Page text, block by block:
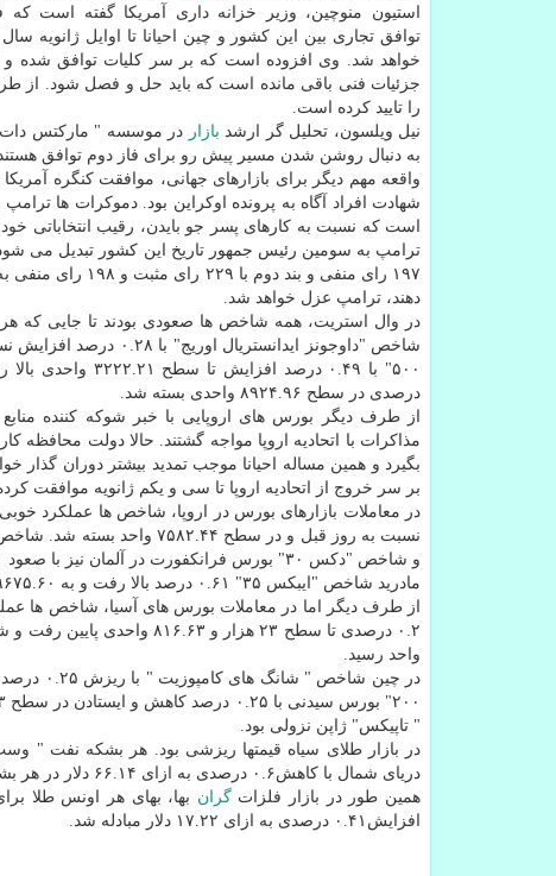
استیون منوچین، وزیر خزانه داری آمریكا گفته است
توافق تجاری بین این كشور و چین احیانا تا اوایل ژانویه سال
خواهد شد. وی افزوده است كه بر سر كلیات توافق شده و
جزئیات فنی باقی مانده است كه باید حل و فصل شود. از
را تایید كرده است.
نیل ویلسون، تحلیل گر ارشد بازار
در موسسه " ماركتس دات
به دنبال روشن شدن مسیر پیش رو برای فاز دوم توافق
واقعه مهم دیگر برای بازارهای جهانی، موافقت كنگره
شهادت افراد آگاه به پرونده اوكراین بود. دموكرات ها
است كه نسبت به كارهای پسر جو بایدن، رقیب انتخاباتی
۱۹۷ رای منفی و
دهند، ترامپ عزل خواهد شد.
در وال استریت، همه شاخص ها صعودی بودند تا جایی كه
درصدی در سطح ۸۹۲۴.۹۶ واحدی بسته شد.
از طرف دیگر بورس های اروپایی با خبر شوكه كننده
مذاكرات با اتحادیه اروپا مواجه گشتند. حالا دولت
بگیرد و همین مساله احیانا موجب تمدید بیشتر دوران گذار
بر سر خروج از اتحادیه اروپا تا سی و یكم ژانویه موافقت
مادرید شاخص "ایبكس ۳۵" ۰.۶۱ درصد بالا رفت و به ۹۶۷۵.۶۰ واحد رسید.
واحد رسید.
" تاپیكس" ژاپن نزولی بود.
دریای شمال با كاهش۰.۶ درصدی به ازای ۶۶.۱۴ دلار در هر بشكه مبادله شد.
همین طور در بازار فلزاتگران
افزایش۰.۴۱ درصدی به ازای ۱۷.۲۲ دلار مبادله شد.